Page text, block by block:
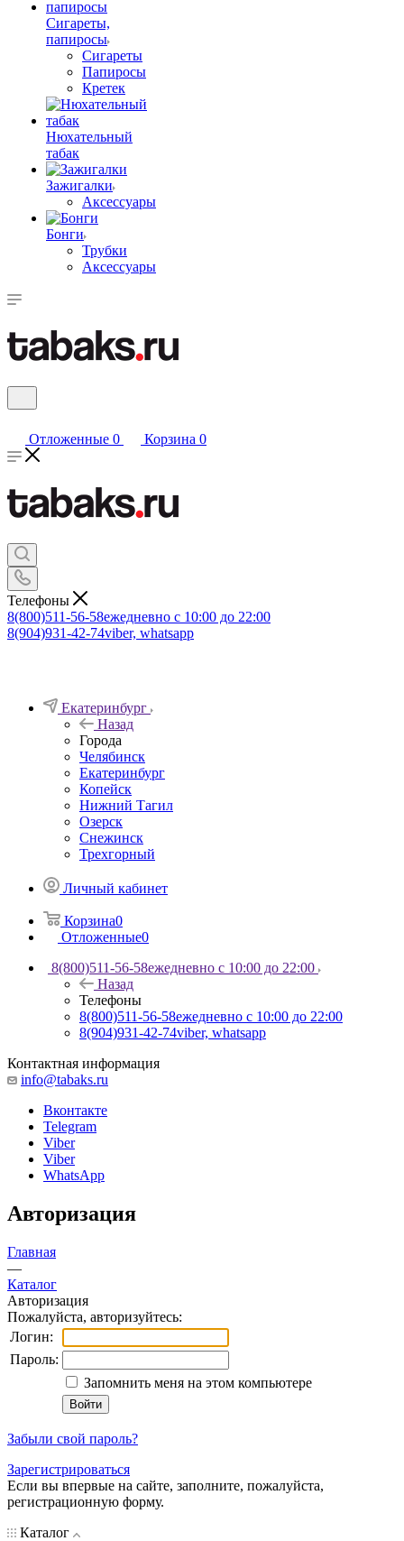
Сигареты,
папиросы
Сигареты
Папиросы
Кретек
Нюхательный
табак
Зажигалки
Аксессуары
Бонги
Трубки
Аксессуары
Отложенные 0 Корзина 0
Телефоны
8(800)511-56-58ежедневно с 10:00 до 22:00
8(904)931-42-74viber, whatsapp
Екатеринбург
Назад
Города
Челябинск
Екатеринбург
Копейск
Нижний Тагил
Озерск
Снежинск
Трехгорный
Личный кабинет
Корзина0
Отложенные0
8(800)511-56-58ежедневно с 10:00 до 22:00
Назад
Телефоны
8(800)511-56-58ежедневно с 10:00 до 22:00
8(904)931-42-74viber, whatsapp
Контактная информация
info@tabaks.ru
Вконтакте
Telegram
Viber
Viber
WhatsApp
Авторизация
Главная
—
Каталог
Авторизация
Пожалуйста, авторизуйтесь:
Логин:
Пароль:
Запомнить меня на этом компьютере
Забыли свой пароль?
Зарегистрироваться
Если вы впервые на сайте, заполните, пожалуйста,
регистрационную форму.
Каталог